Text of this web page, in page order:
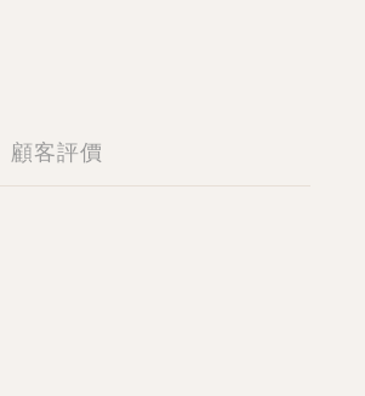
顧客評價